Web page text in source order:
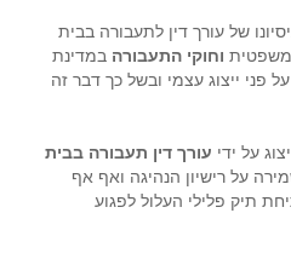
של עורך דין לתעבורה בבית
וחוקי התעבורה במדינת
פני ייצוג עצמי ובשל כך דבר זה
על ידי עורך דין תעבורה בבית
על רישיון הנהיגה ואף אף
תיק פלילי העלול לפגוע